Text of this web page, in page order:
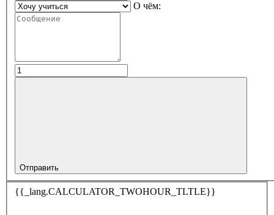
О чём:
Отправить
{{_lang.CALCULATOR_TWOHOUR_TLTLE}}